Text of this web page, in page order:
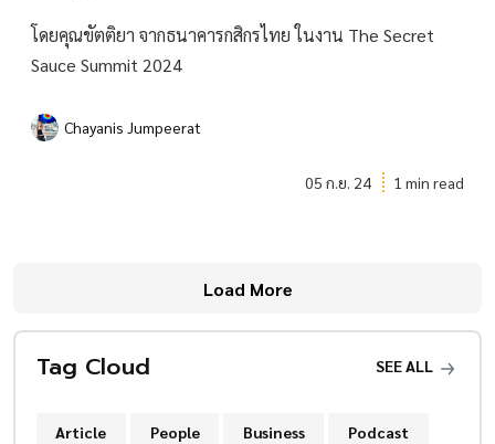
โดยคุณขัตติยา จากธนาคารกสิกรไทย ในงาน The Secret
Sauce Summit 2024
Chayanis Jumpeerat
05 ก.ย. 24 1 min read
Load More
Tag Cloud SEE ALL
Article People Business Podcast